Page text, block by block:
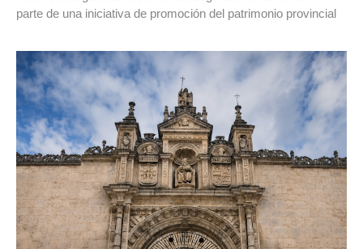
parte de una iniciativa de promoción del patrimonio provincial